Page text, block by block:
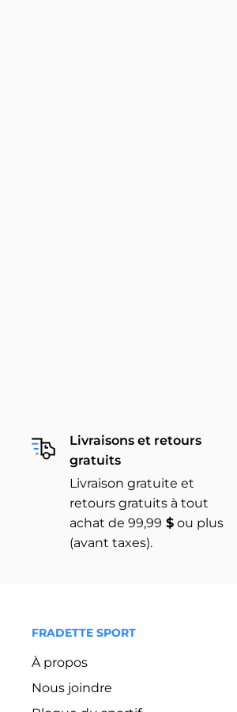
Livraisons et retours
gratuits
Livraison gratuite et
retours gratuits à tout
achat de 99,99 $ ou plus
(avant taxes).
FRADETTE SPORT
À propos
Nous joindre